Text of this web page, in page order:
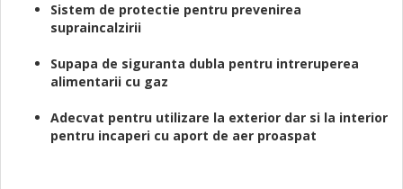
Sistem de protectie pentru prevenirea
supraincalzirii
Supapa de siguranta dubla pentru intreruperea
alimentarii cu gaz
Adecvat pentru utilizare la exterior dar si la interior
pentru incaperi cu aport de aer proaspat